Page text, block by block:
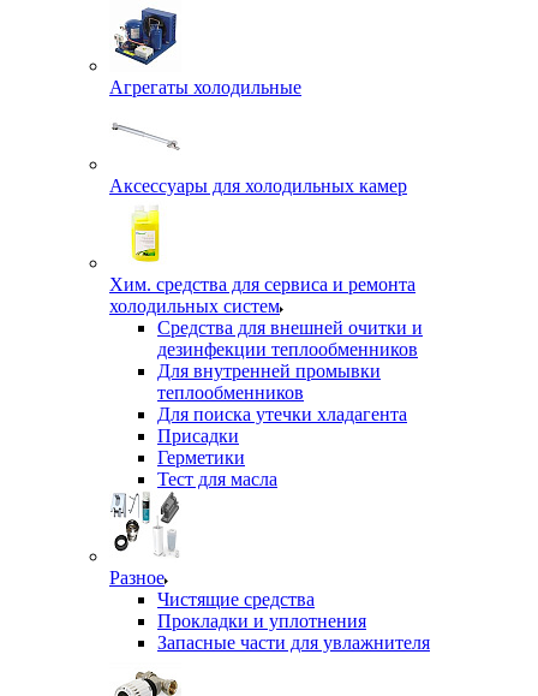
Агрегаты холодильные
Аксессуары для холодильных камер
Хим. средства для сервиса и ремонта
холодильных систем
Средства для внешней очитки и
дезинфекции теплообменников
Для внутренней промывки
теплообменников
Для поиска утечки хладагента
Присадки
Герметики
Тест для масла
Разное
Чистящие средства
Прокладки и уплотнения
Запасные части для увлажнителя